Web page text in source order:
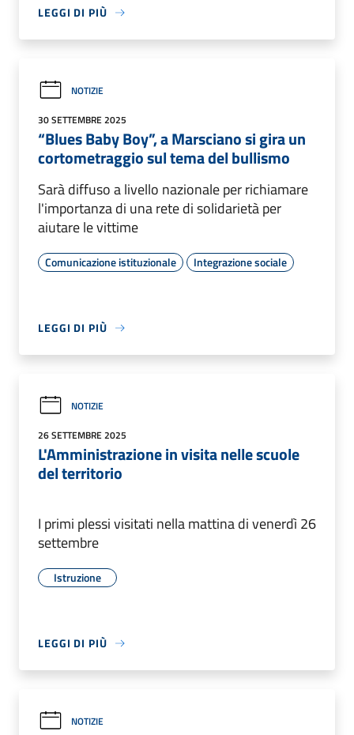
LEGGI DI PIÙ
NOTIZIE
30 SETTEMBRE 2025
“Blues Baby Boy”, a Marsciano si gira un
cortometraggio sul tema del bullismo
Sarà diffuso a livello nazionale per richiamare
l'importanza di una rete di solidarietà per
aiutare le vittime
Comunicazione istituzionale Integrazione sociale
LEGGI DI PIÙ
NOTIZIE
26 SETTEMBRE 2025
L'Amministrazione in visita nelle scuole
del territorio
I primi plessi visitati nella mattina di venerdì 26
settembre
Istruzione
LEGGI DI PIÙ
NOTIZIE